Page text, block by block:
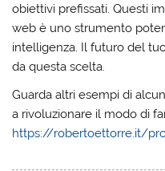
obiettivi prefissati. Questi
web è uno strumento
intelligenza. Il futuro del
da questa scelta.
Guarda altri esempi di
a rivoluzionare il modo di
https://robertoettorre.it/